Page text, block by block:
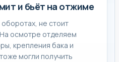
и бьёт на отжиме
оборотах, не стоит
осмотре отделяем
крепления бака и
могли получить